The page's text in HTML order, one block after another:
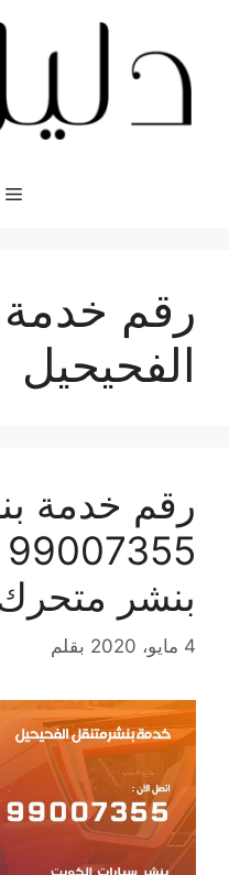
المحتوى
رقم
الفحيحيل
رقم خدمة
بنشر
4 مايو، 2020 بقلم